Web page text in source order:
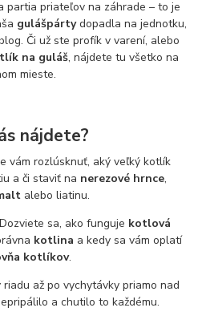
partia priateľov na záhrade – to je
gulášpártydopadla na jednotku,
Či už ste profík v varení, alebo
na guláš, nájdete tu všetko na
mieste.
nájdete?
vám rozlúsknuť, aký veľký kotlík
a či staviť na nerezové hrnce,
alebo liatinu.
Dozviete sa, ako funguje kotlová
kotlina a kedy sa vám oplatí
kotlíkov.
riadu až po vychytávky priamo nad
a chutilo to každému.